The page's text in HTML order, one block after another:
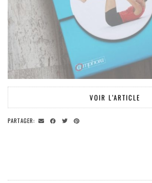
VOIR L’ARTICLE
PARTAGER: